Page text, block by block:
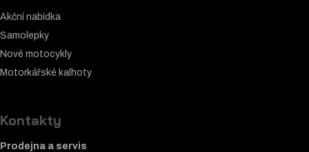
Akční nabídka
Samolepky
Nové motocykly
Motorkářské kalhoty
Kontakty
Prodejna a servis